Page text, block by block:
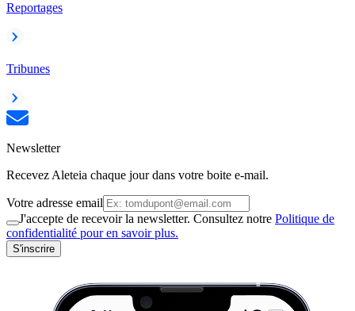
Reportages
Tribunes
Newsletter
Recevez Aleteia chaque jour dans votre boite e-mail.
Votre adresse email
J'accepte de recevoir la newsletter. Consultez notre Politique de
confidentialité pour en savoir plus.
S'inscrire